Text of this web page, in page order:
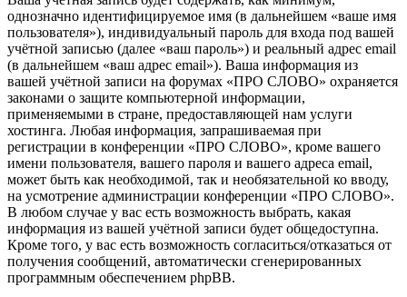
однозначно идентифицируемое имя (в дальнейшем «ваше имя
пользователя»), индивидуальный пароль для входа под вашей
учётной записью (далее «ваш пароль») и реальный адрес email
(в дальнейшем «ваш адрес email»). Ваша информация из
вашей учётной записи на форумах «ПРО СЛОВО» охраняется
законами о защите компьютерной информации,
применяемыми в стране, предоставляющей нам услуги
хостинга. Любая информация, запрашиваемая при
регистрации в конференции «ПРО СЛОВО», кроме вашего
имени пользователя, вашего пароля и вашего адреса email,
может быть как необходимой, так и необязательной ко вводу,
на усмотрение администрации конференции «ПРО СЛОВО».
В любом случае у вас есть возможность выбрать, какая
информация из вашей учётной записи будет общедоступна.
Кроме того, у вас есть возможность согласиться/отказаться от
получения сообщений, автоматически сгенерированных
программным обеспечением phpBB.